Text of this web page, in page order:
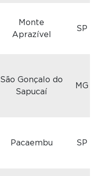
Monte
Aprazível
SP
São Gonçalo do
Sapucaí
MG
Pacaembu SP